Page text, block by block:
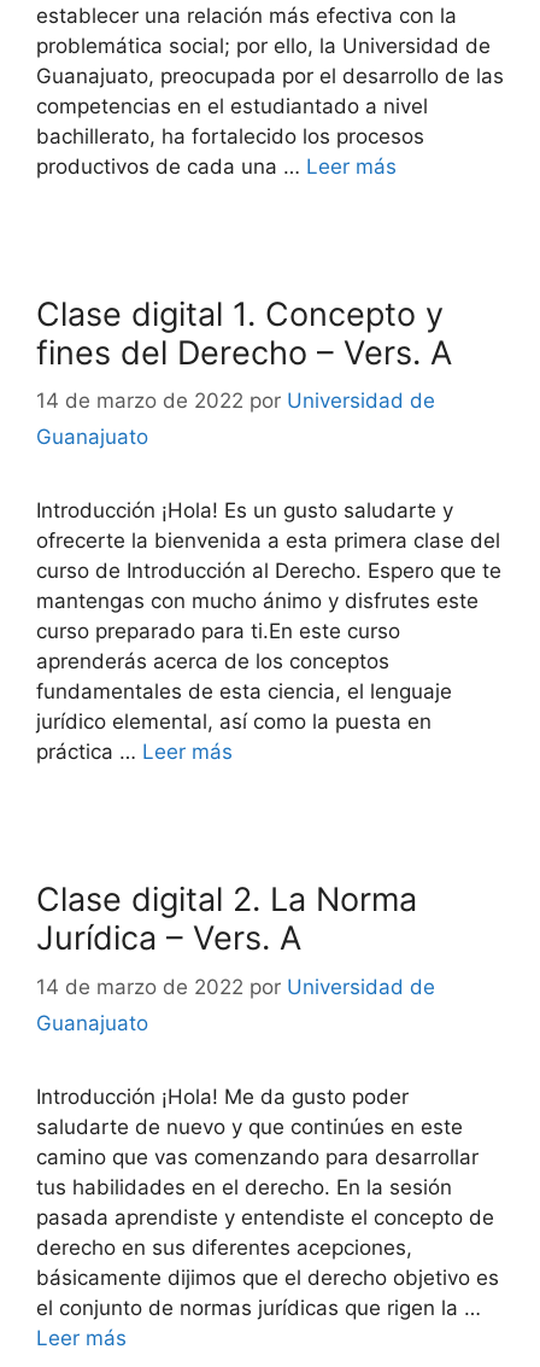
establecer una relación más efectiva con la
problemática social; por ello, la Universidad de
Guanajuato, preocupada por el desarrollo de las
competencias en el estudiantado a nivel
bachillerato, ha fortalecido los procesos
productivos de cada una … Leer más
Clase digital 1. Concepto y
fines del Derecho – Vers. A
14 de marzo de 2022 por Universidad de
Guanajuato
Introducción ¡Hola! Es un gusto saludarte y
ofrecerte la bienvenida a esta primera clase del
curso de Introducción al Derecho. Espero que te
mantengas con mucho ánimo y disfrutes este
curso preparado para ti.En este curso
aprenderás acerca de los conceptos
fundamentales de esta ciencia, el lenguaje
jurídico elemental, así como la puesta en
práctica … Leer más
Clase digital 2. La Norma
Jurídica – Vers. A
14 de marzo de 2022 por Universidad de
Guanajuato
Introducción ¡Hola! Me da gusto poder
saludarte de nuevo y que continúes en este
camino que vas comenzando para desarrollar
tus habilidades en el derecho. En la sesión
pasada aprendiste y entendiste el concepto de
derecho en sus diferentes acepciones,
básicamente dijimos que el derecho objetivo es
el conjunto de normas jurídicas que rigen la …
Leer más